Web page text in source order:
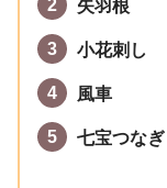
矢羽根
小花刺し
風車
七宝つなぎ